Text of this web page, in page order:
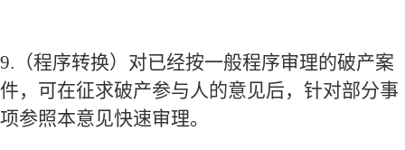
9. （程序转换）对已经按一般程序审理的破产案
件，可在征求破产参与人的意见后，针对部分事
项参照本意见快速审理。